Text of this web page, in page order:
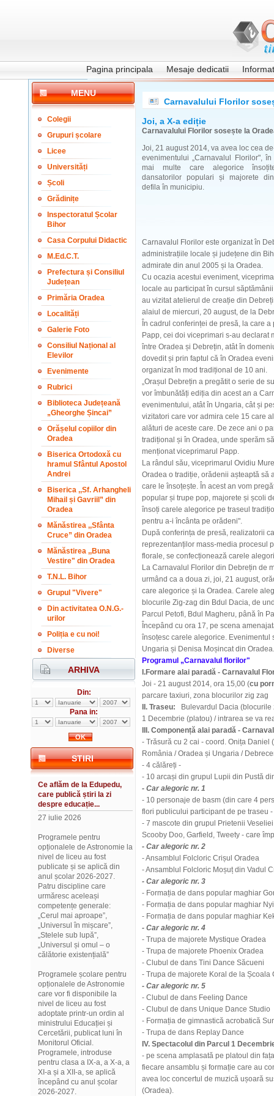
Pagina principala Mesaje dedicatii
MENU
Colegii
Grupuri școlare
Licee
Universități
Școli
Grădinițe
Inspectoratul Școlar
Bihor
Casa Corpului Didactic
M.Ed.C.T.
Prefectura și Consiliul
Județean
Primăria Oradea
Localități
Galerie Foto
Consiliul Național al
Elevilor
Evenimente
Rubrici
Biblioteca Județeană
„Gheorghe Șincai”
Orășelul copiilor din
Oradea
Biserica Ortodoxă cu
hramul Sfântul Apostol
Andrei
Biserica ,,Sf. Arhangheli
Mihail și Gavriil” din
Oradea
Mănăstirea ,,Sfânta
Cruce” din Oradea
Mănăstirea ,,Buna
Vestire" din Oradea
T.N.L. Bihor
Grupul "Vivere"
Din activitatea O.N.G.-
urilor
Poliția e cu noi!
Diverse
ARHIVA
Din:
Pana in:
STIRI
Ce aflăm de la Edupedu,
care publică știri la zi
despre educație...
27 iulie 2026
Programele pentru
opționalele de Astronomie la
nivel de liceu au fost
publicate și se aplică din
anul școlar 2026-2027.
Patru discipline care
urmăresc aceleași
competențe generale:
„Cerul mai aproape”,
„Universul în mișcare”,
„Stelele sub lupă”,
„Universul și omul – o
călătorie existențială”
Programele școlare pentru
opționalele de Astronomie
care vor fi disponibile la
nivel de liceu au fost
adoptate printr-un ordin al
ministrului Educației și
Cercetării, publicat luni în
Monitorul Oficial.
Programele, introduse
pentru clasa a IX-a, a X-a, a
XI-a și a XII-a, se aplică
începând cu anul școlar
2026-2027.
Carnavalului Florilor
Joi, a X-a ediție
Carnavalului Florilor sosește la
Joi, 21 august 2014, va avea loc cea
evenimentului „Carnavalul Florilor",
mai multe care alegorice
dansatorilor populari și majorete
defila în municipiu.
Carnavalul Florilor este organizat în
administrațiile locale și județene din
admirate din anul 2005 și la Oradea.
Cu ocazia acestui eveniment,
locale au participat în cursul
au vizitat atelierul de creație din
alaiul de miercuri, 20 august, de la
În cadrul conferinței de presă, la care
Papp, cei doi viceprimari s-au declarat
între Oradea și Debrețin, atât în
dovedit și prin faptul că în Oradea
organizat în mod tradițional de 10 ani.
„Orașul Debrețin a pregătit o serie de
vor îmbunătăți ediția din acest an a
evenimentului, atât în Ungaria, cât și
vizitatori care vor admira cele 15 care
alături de aceste care. De zece ani o
tradițional și în Oradea, unde sperăm
menționat viceprimarul Papp.
La rândul său, viceprimarul Ovidiu
Oradea o tradiție, orădenii așteaptă
care le însoțește. În acest an vom
popular și trupe pop, majorete și școli
însoți carele alegorice pe traseul
pentru a-i încânta pe orădeni".
După conferința de presă, realizatorii
reprezentanților mass-media procesul
florale, se confecționează carele
La Carnavalul Florilor din Debrețin de
urmând ca a doua zi, joi, 21 august,
care alegorice și la Oradea. Carele
blocurile Zig-zag din Bdul Dacia, de
Parcul Petofi, Bdul Magheru, până în
Începând cu ora 17, pe scena
însoțesc carele alegorice.
Ungaria și Denisa Moșincat din Oradea.
Programul „Carnavalul florilor"
I.Formare alai paradă - Carnavalul
Joi - 21 august 2014, ora 15,00 (cu
parcare taxiuri, zona blocurilor zig zag
II. Traseu: Bulevardul Dacia (blocurile
1 Decembrie (platou) / intrarea se va
III. Componență alai paradă -
- Trăsură cu 2 cai - coord. Onița
România / Oradea și Ungaria /
- 4 călăreți -
- 10 arcași din grupul Lupii din Pustă
- Car alegoric nr. 1
- 10 personaje de basm (din care 4
flori publicului participant de pe traseu -
- 7 mascote din grupul Prietenii
Scooby Doo, Garfield, Tweety - care
- Car alegoric nr. 2
- Ansamblul Folcloric Crișul Oradea
- Ansamblul Folcloric Moșuț din Vadul
- Car alegoric nr. 3
- Formația de dans popular maghiar
- Formația de dans popular maghiar
- Formația de dans popular maghiar
- Car alegoric nr. 4
- Trupa de majorete Mystique Oradea
- Trupa de majorete Phoenix Oradea
- Clubul de dans Tini Dance Săcueni
- Trupa de majorete Koral de la Școala
- Car alegoric nr. 5
- Clubul de dans Feeling Dance
- Clubul de dans Unique Dance Studio
- Formația de gimnastică acrobatică
- Trupa de dans Replay Dance
IV. Spectacolul din Parcul 1
- pe scena amplasată pe platoul din
fiecare ansamblu și formație care au
avea loc concertul de muzică ușoară
(Oradea).